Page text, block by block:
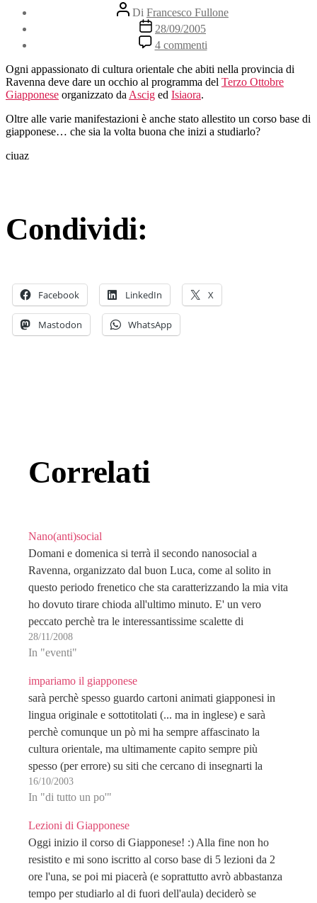
Autore
articolo
Di Francesco Fullone
Data
dell'articolo
28/09/2005
4 commentisu
Terzo
ottobre
giapponese
Ogni appassionato di cultura orientale che abiti nella provincia di
Ravenna deve dare un occhio al programma del Terzo Ottobre
Giapponese organizzato da Ascig ed Isiaora.
Oltre alle varie manifestazioni è anche stato allestito un corso base di
giapponese… che sia la volta buona che inizi a studiarlo?
ciuaz
Condividi:
Facebook LinkedIn X
Mastodon WhatsApp
Correlati
Nano(anti)social
Domani e domenica si terrà il secondo nanosocial a
Ravenna, organizzato dal buon Luca, come al solito in
questo periodo frenetico che sta caratterizzando la mia vita
ho dovuto tirare chioda all'ultimo minuto. E' un vero
peccato perchè tra le interessantissime scalette di
discussione che mi ero preparato posso citare:…
28/11/2008
In "eventi"
impariamo il giapponese
sarà perchè spesso guardo cartoni animati giapponesi in
lingua originale e sottotitolati (... ma in inglese) e sarà
perchè comunque un pò mi ha sempre affascinato la
cultura orientale, ma ultimamente capito sempre più
spesso (per errore) su siti che cercano di insegnarti la
nipponica lingua. ciuaz
16/10/2003
In "di tutto un po'"
Lezioni di Giapponese
Oggi inizio il corso di Giapponese! :) Alla fine non ho
resistito e mi sono iscritto al corso base di 5 lezioni da 2
ore l'una, se poi mi piacerà (e soprattutto avrò abbastanza
tempo per studiarlo al di fuori dell'aula) deciderò se